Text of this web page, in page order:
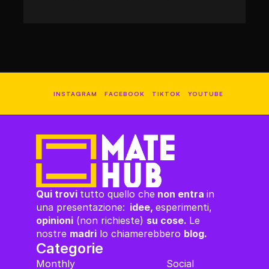
INSTAGRAM FACEBOOK TIKTOK YOUTUBE
Qui trovi tutto quello che non entra in
una presentazione:
  idee,
esperimenti,
opinioni (non richieste) su cose. Le
nostre madri lo chiamerebbero blog.
Categorie
Monthly Social